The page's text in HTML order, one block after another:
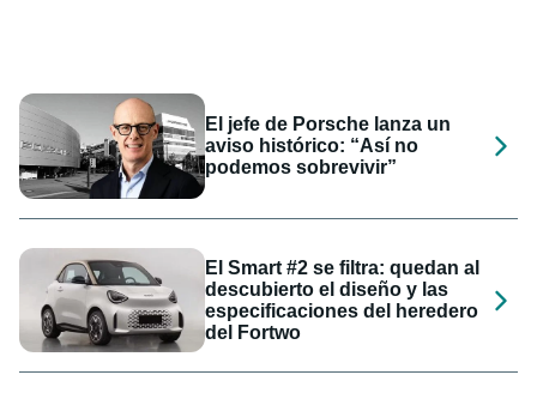
El jefe de Porsche lanza un
aviso histórico: “Así no
podemos sobrevivir”
El Smart #2 se filtra: quedan al
descubierto el diseño y las
especificaciones del heredero
del Fortwo